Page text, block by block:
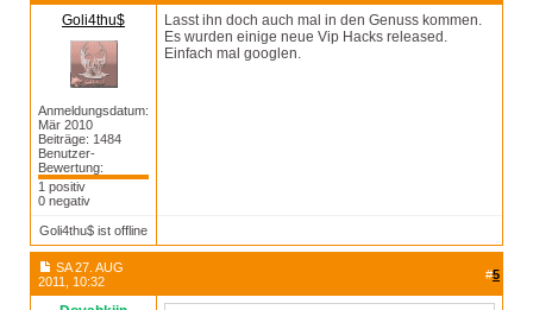
Goli4thu$
Anmeldungsdatum:
Mär 2010
Beiträge: 1484
Benutzer-
Bewertung:
1 positiv
0 negativ
Lasst ihn doch auch mal in den Genuss kommen.
Es wurden einige neue Vip Hacks released.
Einfach mal googlen.
Goli4thu$ ist offline
SA 27. AUG
2011, 10:32
#5